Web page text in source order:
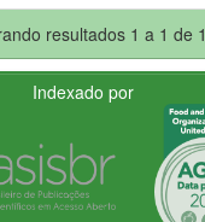
resultados 1 a 1 de 1
Indexado por